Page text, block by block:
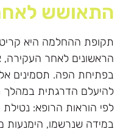
התאושש
תקופת ההחלמה היא
הראשונים לאחר העקירה,
בפתיחת הפה. תסמינים
להיעלם הדרגתית במהלך
לפי הוראות הרופא: נטילת
במידה שנרשמו, הימנעות